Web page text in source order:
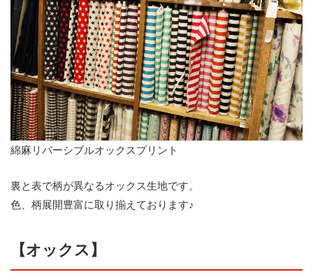
綿麻リバーシブルオックスプリント
裏と表で柄が異なるオックス生地です。
色、柄展開豊富に取り揃えております♪
【オックス】